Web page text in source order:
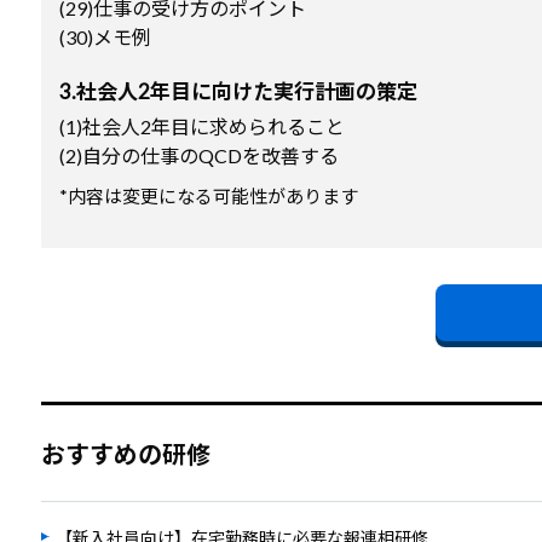
(29)仕事の受け方のポイント
(30)メモ例
3.社会人2年目に向けた実行計画の策定
(1)社会人2年目に求められること
(2)自分の仕事のQCDを改善する
*内容は変更になる可能性があります
おすすめの研修
【新入社員向け】在宅勤務時に必要な報連相研修